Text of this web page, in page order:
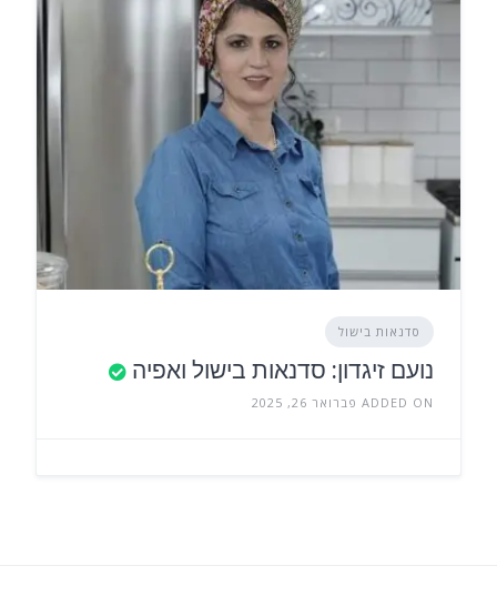
סדנאות בישול
נועם זיגדון: סדנאות בישול ואפיה
ADDED ON פברואר 26, 2025